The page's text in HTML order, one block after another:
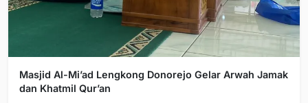
Masjid Al-Mi’ad Lengkong Donorejo Gelar Arwah Jamak
dan Khatmil Qur’an